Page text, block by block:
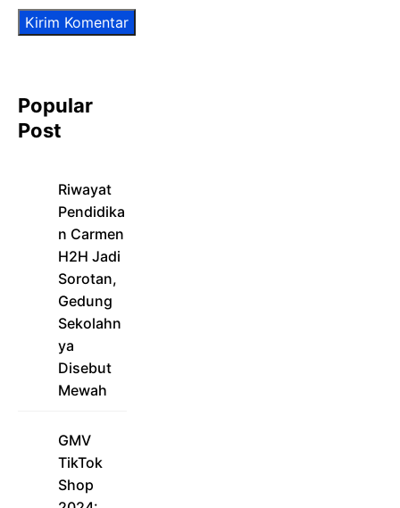
Popular
Post
Riwayat
Pendidika
n Carmen
H2H Jadi
Sorotan,
Gedung
Sekolahn
ya
Disebut
Mewah
GMV
TikTok
Shop